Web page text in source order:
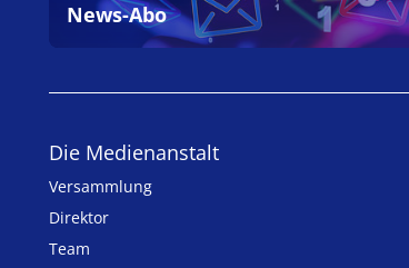
News-Abo
Die Medienanstalt
Versammlung
Direktor
Team